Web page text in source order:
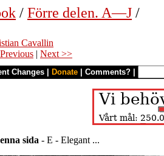
/ Förre delen. A—J /
Cavallin
| Next >>
Changes Donate Comments?
sida - E - Elegant ...